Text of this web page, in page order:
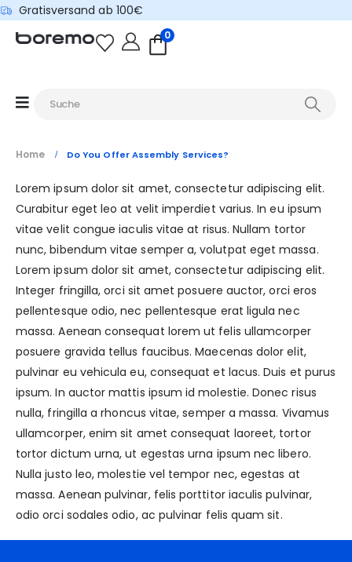
Gratisversand ab 100€
0
Home Do You Offer Assembly Services?
Lorem ipsum dolor sit amet, consectetur adipiscing elit.
Curabitur eget leo at velit imperdiet varius. In eu ipsum
vitae velit congue iaculis vitae at risus. Nullam tortor
nunc, bibendum vitae semper a, volutpat eget massa.
Lorem ipsum dolor sit amet, consectetur adipiscing elit.
Integer fringilla, orci sit amet posuere auctor, orci eros
pellentesque odio, nec pellentesque erat ligula nec
massa. Aenean consequat lorem ut felis ullamcorper
posuere gravida tellus faucibus. Maecenas dolor elit,
pulvinar eu vehicula eu, consequat et lacus. Duis et purus
ipsum. In auctor mattis ipsum id molestie. Donec risus
nulla, fringilla a rhoncus vitae, semper a massa. Vivamus
ullamcorper, enim sit amet consequat laoreet, tortor
tortor dictum urna, ut egestas urna ipsum nec libero.
Nulla justo leo, molestie vel tempor nec, egestas at
massa. Aenean pulvinar, felis porttitor iaculis pulvinar,
odio orci sodales odio, ac pulvinar felis quam sit.